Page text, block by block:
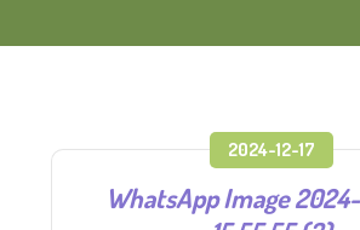
2024-12-17
WhatsApp Image